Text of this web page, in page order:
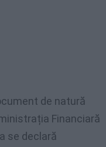
de natură
Financiară
se declară